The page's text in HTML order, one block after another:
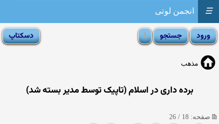
انجمن لوتی ☰
مذهب
برده داری در اسلام (تاپیک توسط مدیر بسته شد)
صفحه: 18 / 26